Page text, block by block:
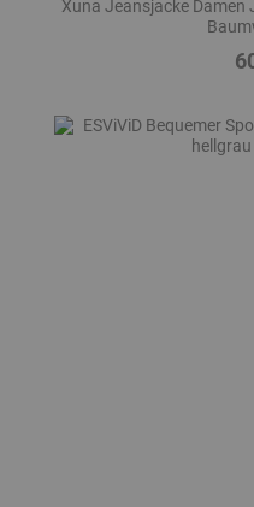
Xuna Jeansjacke Damen